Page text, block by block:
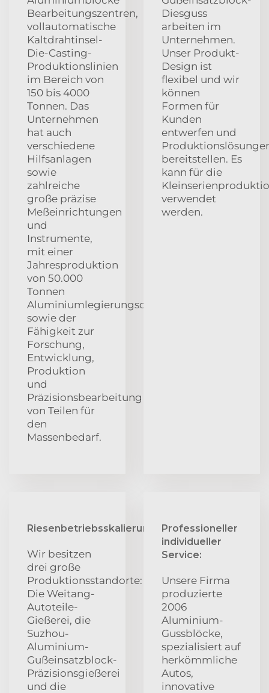
Bearbeitungszentren,
vollautomatische
Kaltdrahtinsel-
Die-Casting-
Produktionslinien
im Bereich von
150 bis 4000
Tonnen. Das
Unternehmen
hat auch
verschiedene
Hilfsanlagen
sowie
zahlreiche
große präzise
Meßeinrichtungen
und
Instrumente,
mit einer
Jahresproduktion
von 50.000
Tonnen
Aluminiumlegierungsdruckgussteilen
sowie der
Fähigkeit zur
Forschung,
Entwicklung,
Produktion
und
Präzisionsbearbeitung
von Teilen für
den
Massenbedarf.
Diesguss
arbeiten im
Unternehmen.
Unser Produkt-
Design ist
flexibel und wir
können
Formen für
Kunden
entwerfen und
bereitstellen. Es
kann für die
verwendet
werden.
Riesenbetriebsskalierung:
Wir besitzen
drei große
Produktionsstandorte:
Die Weitang-
Autoteile-
Gießerei, die
Suzhou-
Aluminium-
Gußeinsatzblock-
Präzisionsgießerei
und die
Professioneller
individueller
Service:
Unsere Firma
produzierte
2006
Aluminium-
Gussblöcke,
spezialisiert auf
herkömmliche
Autos,
innovative